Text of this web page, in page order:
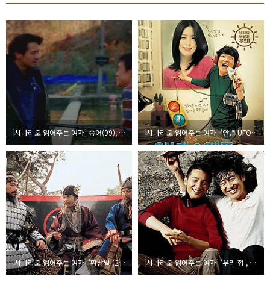
[시나리오 읽어주는 여자] 송어(99), 우리를 참을 수 없게 만드는 것 [시나리오 읽어주는 여자] '안녕 UFO(2004)', 로맨틱한 남성들을 위해서
[시나리오 읽어주는 여자] '황산벌 (2003)', 역사의 유쾌한 상상 [시나리오 읽어주는 여자] '우리 형', 싫은 건 싫은 기고·그래도 가족이다 아이가